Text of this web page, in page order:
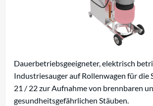
Dauerbetriebsgeeigneter, elektrisch
Industriesauger auf Rollenwagen für die
21 / 22 zur Aufnahme von brennbaren
gesundheitsgefährlichen Stäuben.